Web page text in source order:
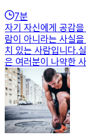
7분
자기 자신에게 공감
람이 아니라는 사실
치 있는 사람입니다.
은 여러분이 나약한